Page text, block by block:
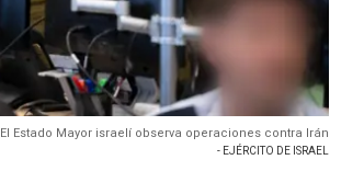
El Estado Mayor israelí observa operaciones contra Irán
- EJÉRCITO DE ISRAEL